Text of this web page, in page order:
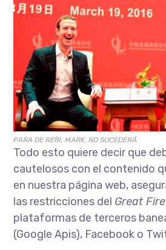
PARA DE REÍR, MARK. NO SUCEDERÁ
Todo esto quiere decir que
cautelosos con el contenido
en nuestra página web,
las restricciones del Great
plataformas de terceros
(Google Apis), Facebook o